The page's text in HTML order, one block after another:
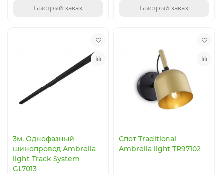
Быстрый заказ Быстрый заказ
3м. Однофазный
шинопровод Ambrella
light Track System
GL7013
Cпот Traditional
Ambrella light TR97102